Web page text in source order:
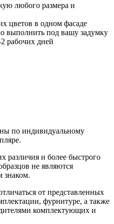
любого размера и
цветов в одном фасаде
выполнить под вашу задумку
рабочих дней
по индивидуальному
различия и более быстрого
не являются
знаком.
от представленных
фурнитуре, а также
комплектующих и